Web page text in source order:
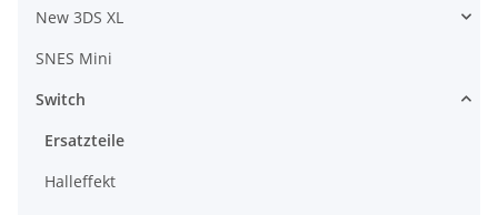
New 3DS XL
SNES Mini
Switch
Ersatzteile
Halleffekt